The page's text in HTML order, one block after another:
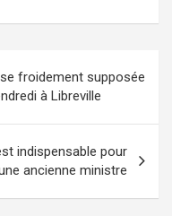
i
froidement supposée
à Libreville
indispensable pour
ancienne ministre